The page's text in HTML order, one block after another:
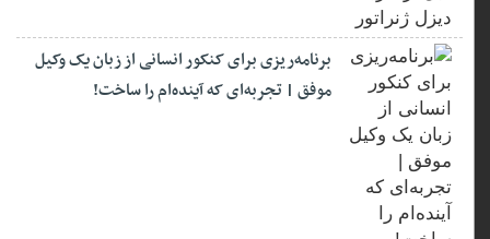
برنامه‌ریزی برای کنکور انسانی از زبان یک وکیل
موفق | تجربه‌ای که آینده‌ام را ساخت!